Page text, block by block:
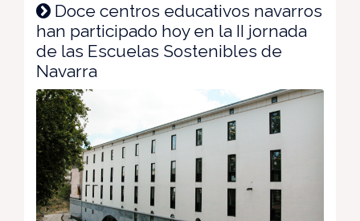
Doce centros educativos navarros
han participado hoy en la II jornada
de las Escuelas Sostenibles de
Navarra